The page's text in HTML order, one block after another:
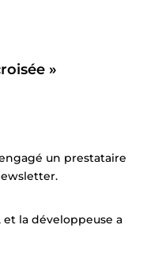
»
un prestataire
la développeuse a